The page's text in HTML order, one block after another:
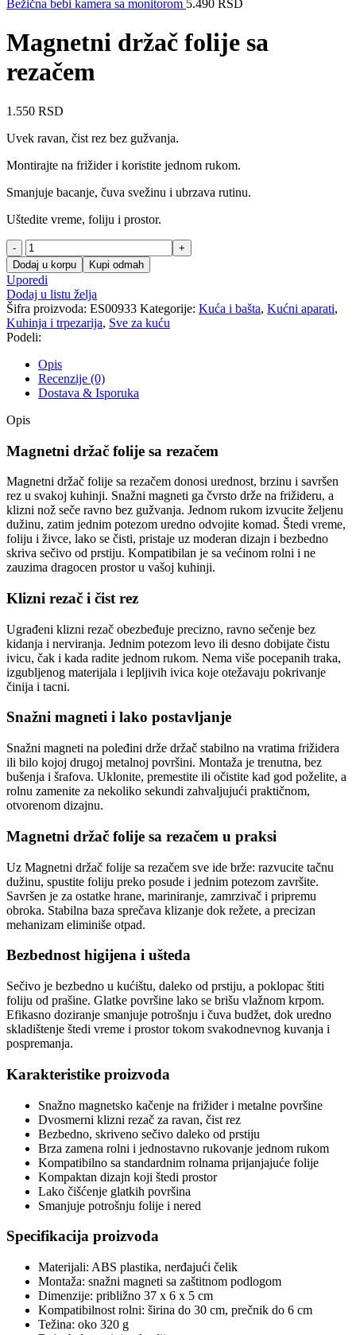
Bežična bebi kamera sa monitorom 5.490 RSD
Magnetni držač folije sa
rezačem
1.550 RSD
Uvek ravan, čist rez bez gužvanja.
Montirajte na frižider i koristite jednom rukom.
Smanjuje bacanje, čuva svežinu i ubrzava rutinu.
Uštedite vreme, foliju i prostor.
Magnetni
držač
folije
sa
rezačem
količina
Dodaj u korpu Kupi odmah
Uporedi
Dodaj u listu želja
Šifra proizvoda: ES00933 Kategorije: Kuća i bašta, Kućni aparati,
Kuhinja i trpezarija, Sve za kuću
Podeli:
Opis
Recenzije (0)
Dostava & Isporuka
Opis
Magnetni držač folije sa rezačem
Magnetni držač folije sa rezačem donosi urednost, brzinu i savršen
rez u svakoj kuhinji. Snažni magneti ga čvrsto drže na frižideru, a
klizni nož seče ravno bez gužvanja. Jednom rukom izvucite željenu
dužinu, zatim jednim potezom uredno odvojite komad. Štedi vreme,
foliju i živce, lako se čisti, pristaje uz moderan dizajn i bezbedno
skriva sečivo od prstiju. Kompatibilan je sa većinom rolni i ne
zauzima dragocen prostor u vašoj kuhinji.
Klizni rezač i čist rez
Ugrađeni klizni rezač obezbeđuje precizno, ravno sečenje bez
kidanja i nerviranja. Jednim potezom levo ili desno dobijate čistu
ivicu, čak i kada radite jednom rukom. Nema više pocepanih traka,
izgubljenog materijala i lepljivih ivica koje otežavaju pokrivanje
činija i tacni.
Snažni magneti i lako postavljanje
Snažni magneti na poleđini drže držač stabilno na vratima frižidera
ili bilo kojoj drugoj metalnoj površini. Montaža je trenutna, bez
bušenja i šrafova. Uklonite, premestite ili očistite kad god poželite, a
rolnu zamenite za nekoliko sekundi zahvaljujući praktičnom,
otvorenom dizajnu.
Magnetni držač folije sa rezačem u praksi
Uz Magnetni držač folije sa rezačem sve ide brže: razvucite tačnu
dužinu, spustite foliju preko posude i jednim potezom završite.
Savršen je za ostatke hrane, mariniranje, zamrzivač i pripremu
obroka. Stabilna baza sprečava klizanje dok režete, a precizan
mehanizam eliminiše otpad.
Bezbednost higijena i ušteda
Sečivo je bezbedno u kućištu, daleko od prstiju, a poklopac štiti
foliju od prašine. Glatke površine lako se brišu vlažnom krpom.
Efikasno doziranje smanjuje potrošnju i čuva budžet, dok uredno
skladištenje štedi vreme i prostor tokom svakodnevnog kuvanja i
pospremanja.
Karakteristike proizvoda
Snažno magnetsko kačenje na frižider i metalne površine
Dvosmerni klizni rezač za ravan, čist rez
Bezbedno, skriveno sečivo daleko od prstiju
Brza zamena rolni i jednostavno rukovanje jednom rukom
Kompatibilno sa standardnim rolnama prijanjajuće folije
Kompaktan dizajn koji štedi prostor
Lako čišćenje glatkih površina
Smanjuje potrošnju folije i nered
Specifikacija proizvoda
Materijali: ABS plastika, nerđajući čelik
Montaža: snažni magneti sa zaštitnom podlogom
Dimenzije: približno 37 x 6 x 5 cm
Kompatibilnost rolni: širina do 30 cm, prečnik do 6 cm
Težina: oko 320 g